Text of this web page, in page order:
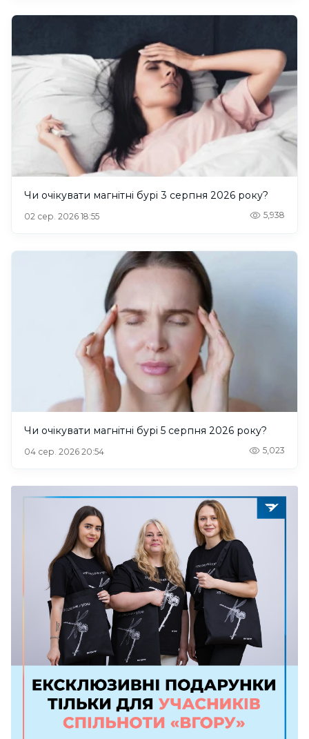
Чи очікувати магнітні бурі 3 серпня 2026 року?
02 сер. 2026 18:55 5,938
Чи очікувати магнітні бурі 5 серпня 2026 року?
04 сер. 2026 20:54 5,023